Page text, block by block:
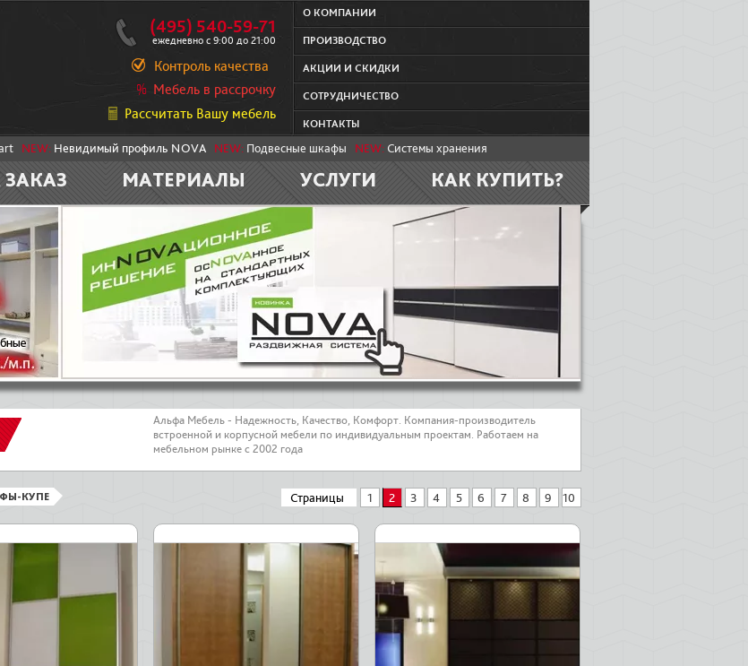
(495) 540-59-71
ежедневно с 9:00 до 21:00
Контроль качества
Мебель в рассрочку
Рассчитать Вашу мебель
О КОМПАНИИ
ПРОИЗВОДСТВО
АКЦИИ И СКИДКИ
СОТРУДНИЧЕСТВО
КОНТАКТЫ
NEW: Невидимый профиль NOVA NEW: Подвесные шкафы NEW: Системы хранения
МАТЕРИАЛЫ УСЛУГИ КАК КУПИТЬ?
Альфа Мебель - Надежность, Качество, Комфорт. Компания-производитель
встроенной и корпусной мебели по индивидуальным проектам. Работаем на
мебельном рынке с 2002 года
КУПЕ Страницы 1 2 3 4 5 6 7 8 9 10